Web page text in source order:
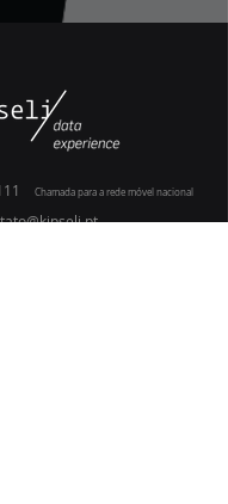
Chamada para a rede móvel nacional